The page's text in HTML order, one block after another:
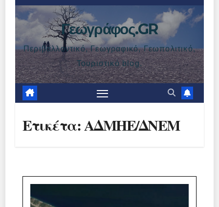
Γεωγράφος.GR
Περιβαλλοντικό, Γεωγραφικό, Γεωπολιτικό,
Τουριστικό blog.
Ετικέτα:ΑΔΜΗΕ/ΔΝΕΜ